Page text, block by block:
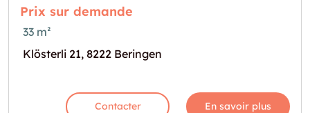
Prix sur demande
33 m²
Klösterli 21, 8222 Beringen
Contacter En savoir plus